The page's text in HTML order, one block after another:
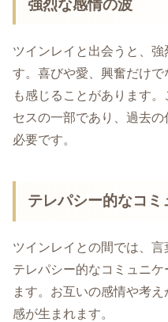
強烈な感情の波
ツインレイと出会うと、
す。喜びや愛、興奮だけ
も感じることがあります
セスの一部であり、過去
必要です。
テレパシー的なコミ
ツインレイとの間では、
テレパシー的なコミュニ
ます。お互いの感情や考
感が生まれます。